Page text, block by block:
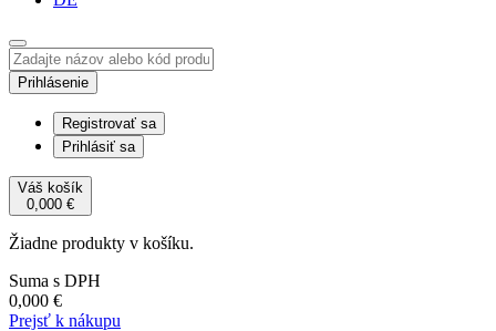
Prihlásenie
Registrovať sa
Prihlásiť sa
Váš košík
0,000 €
Žiadne produkty v košíku.
Suma s DPH
0,000 €
Prejsť k nákupu